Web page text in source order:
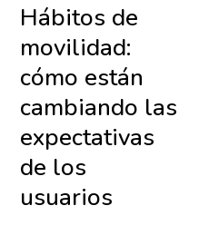
Hábitos de
movilidad:
cómo están
cambiando las
expectativas
de los
usuarios